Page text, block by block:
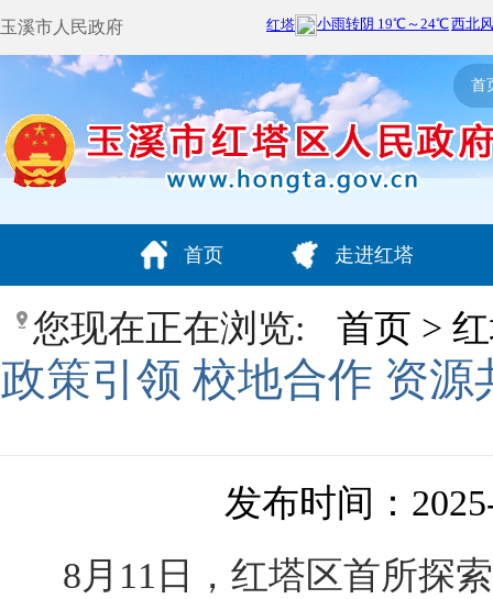
玉溪市人民政府
首
首页 走进红塔
您现在正在浏览: 首页 >
政策引领 校地合作 资
发布时间：
8月11日，红塔区首所探